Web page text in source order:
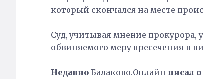
который скончался на месте
Суд, учитывая мнение прокурора,
обвиняемого меру пресечения в
Недавно Балаково.Онлайн писал